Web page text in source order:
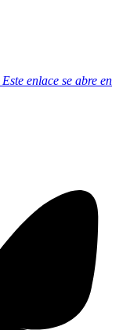
Este enlace se abre en